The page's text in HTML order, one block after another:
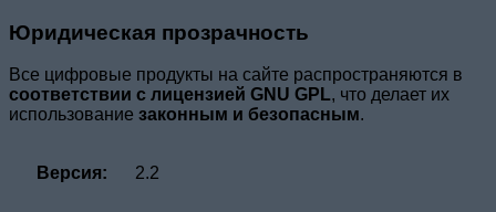
Юридическая прозрачность
Все цифровые продукты на сайте распространяются в
соответствии с лицензией GNU GPL, что делает их
использование законным и безопасным.
Версия: 2.2